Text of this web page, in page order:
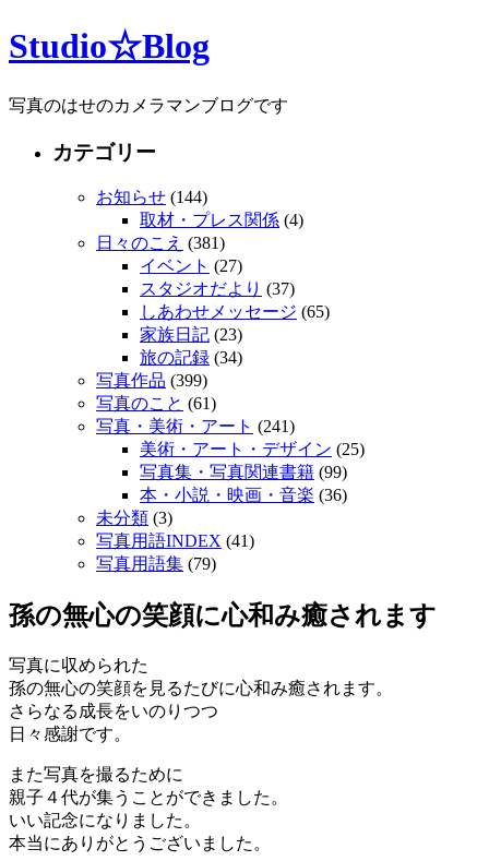
Studio☆Blog
写真のはせのカメラマンブログです
カテゴリー
お知らせ (144)
取材・プレス関係 (4)
日々のこえ (381)
イベント (27)
スタジオだより (37)
しあわせメッセージ (65)
家族日記 (23)
旅の記録 (34)
写真作品 (399)
写真のこと (61)
写真・美術・アート (241)
美術・アート・デザイン (25)
写真集・写真関連書籍 (99)
本・小説・映画・音楽 (36)
未分類 (3)
写真用語INDEX (41)
写真用語集 (79)
孫の無心の笑顔に心和み癒されます
写真に収められた
孫の無心の笑顔を見るたびに心和み癒されます。
さらなる成長をいのりつつ
日々感謝です。
また写真を撮るために
親子４代が集うことができました。
いい記念になりました。
本当にありがとうございました。